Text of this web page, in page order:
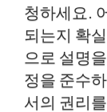
청하세요.
되는지 확
으로 설명
정을 준수
서의 권리